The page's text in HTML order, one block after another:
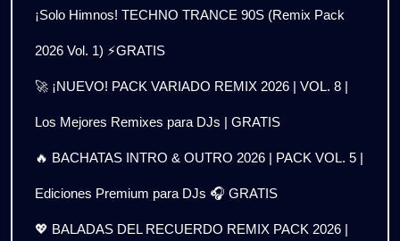
¡Solo Himnos! TECHNO TRANCE 90S (Remix Pack
2026 Vol. 1) ⚡GRATIS
🚀 ¡NUEVO! PACK VARIADO REMIX 2026 | VOL. 8 |
Los Mejores Remixes para DJs | GRATIS
🔥 BACHATAS INTRO & OUTRO 2026 | PACK VOL. 5 |
Ediciones Premium para DJs 🎧 GRATIS
💖 BALADAS DEL RECUERDO REMIX PACK 2026 |